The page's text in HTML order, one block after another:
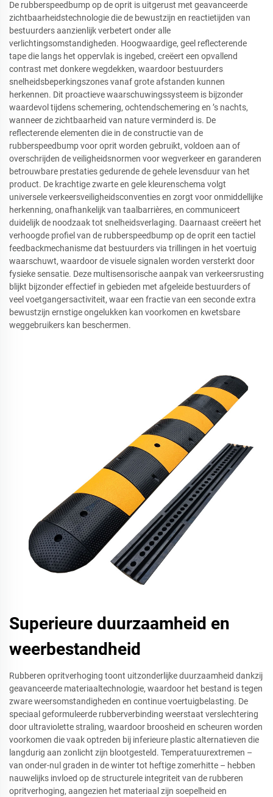
De rubberspeedbump op de oprit is uitgerust met geavanceerde
zichtbaarheidstechnologie die de bewustzijn en reactietijden van
bestuurders aanzienlijk verbetert onder alle
verlichtingsomstandigheden. Hoogwaardige, geel reflecterende
tape die langs het oppervlak is ingebed, creëert een opvallend
contrast met donkere wegdekken, waardoor bestuurders
snelheidsbeperkingszones vanaf grote afstanden kunnen
herkennen. Dit proactieve waarschuwingssysteem is bijzonder
waardevol tijdens schemering, ochtendschemering en ’s nachts,
wanneer de zichtbaarheid van nature verminderd is. De
reflecterende elementen die in de constructie van de
rubberspeedbump voor oprit worden gebruikt, voldoen aan of
overschrijden de veiligheidsnormen voor wegverkeer en garanderen
betrouwbare prestaties gedurende de gehele levensduur van het
product. De krachtige zwarte en gele kleurenschema volgt
universele verkeersveiligheidsconventies en zorgt voor onmiddellijke
herkenning, onafhankelijk van taalbarrières, en communiceert
duidelijk de noodzaak tot snelheidsverlaging. Daarnaast creëert het
verhoogde profiel van de rubberspeedbump op de oprit een tactiel
feedbackmechanisme dat bestuurders via trillingen in het voertuig
waarschuwt, waardoor de visuele signalen worden versterkt door
fysieke sensatie. Deze multisensorische aanpak van verkeersrusting
blijkt bijzonder effectief in gebieden met afgeleide bestuurders of
veel voetgangersactiviteit, waar een fractie van een seconde extra
bewustzijn ernstige ongelukken kan voorkomen en kwetsbare
weggebruikers kan beschermen.
Superieure duurzaamheid en
weerbestandheid
Rubberen opritverhoging toont uitzonderlijke duurzaamheid dankzij
geavanceerde materiaaltechnologie, waardoor het bestand is tegen
zware weersomstandigheden en continue voertuigbelasting. De
speciaal geformuleerde rubberverbinding weerstaat verslechtering
door ultraviolette straling, waardoor broosheid en scheuren worden
voorkomen die vaak optreden bij inferieure plastic alternatieven die
langdurig aan zonlicht zijn blootgesteld. Temperatuurextremen –
van onder-nul graden in de winter tot heftige zomerhitte – hebben
nauwelijks invloed op de structurele integriteit van de rubberen
opritverhoging, aangezien het materiaal zijn soepelheid en